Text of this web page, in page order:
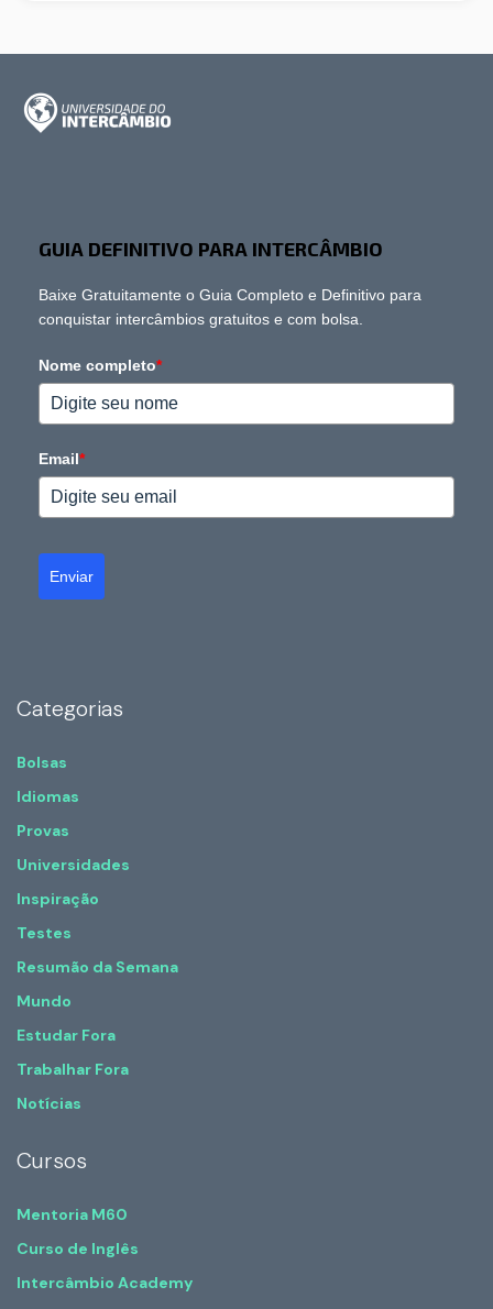
GUIA DEFINITIVO PARA INTERCÂMBIO
Baixe Gratuitamente o Guia Completo e Definitivo para
conquistar intercâmbios gratuitos e com bolsa.
Nome completo*
Email*
Enviar
Categorias
Bolsas
Idiomas
Provas
Universidades
Inspiração
Testes
Resumão da Semana
Mundo
Estudar Fora
Trabalhar Fora
Notícias
Cursos
Mentoria M60
Curso de Inglês
Intercâmbio Academy